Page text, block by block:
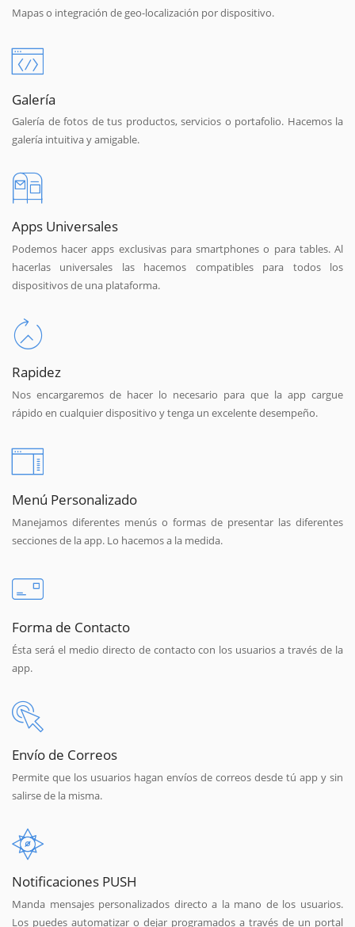
Mapas o integración de geo-localización por dispositivo.
Galería
Galería de fotos de tus productos, servicios o portafolio. Hacemos la
galería intuitiva y amigable.
Apps Universales
Podemos hacer apps exclusivas para smartphones o para tables. Al
hacerlas universales las hacemos compatibles para todos los
dispositivos de una plataforma.
Rapidez
Nos encargaremos de hacer lo necesario para que la app cargue
rápido en cualquier dispositivo y tenga un excelente desempeño.
Menú Personalizado
Manejamos diferentes menús o formas de presentar las diferentes
secciones de la app. Lo hacemos a la medida.
Forma de Contacto
Ésta será el medio directo de contacto con los usuarios a través de la
app.
Envío de Correos
Permite que los usuarios hagan envíos de correos desde tú app y sin
salirse de la misma.
Notificaciones PUSH
Manda mensajes personalizados directo a la mano de los usuarios.
Los puedes automatizar o dejar programados a través de un portal